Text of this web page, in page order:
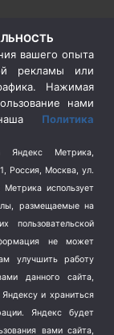
вашего опыта
рекламы или
Нажимая
нами
наша Политика
Яндекс Метрика,
Россия, Москва, ул.
использует
размещаемые на
пользовательской
не может
улучшить работу
данного сайта,
и храниться
Яндекс будет
вами сайта,